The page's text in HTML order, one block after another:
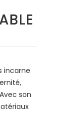
incarne
son